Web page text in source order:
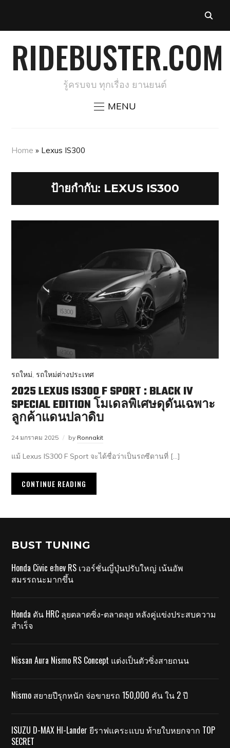
RIDEBUSTER.COM
รู้ครบจบ ทุกเรื่อง ยานยนต์
MENU
Home » Lexus IS300
ป้ายกำกับ: LEXUS IS300
รถใหม่,รถใหม่ต่างประเทศ
2025 LEXUS IS300 F SPORT : BLACK IV
SPECIAL EDITION โมเดลพิเศษดุดันเฉพาะ
ลูกค้าแดนปลาดิบ
24 มกราคม 2025 by Ronnakit
แม้ Lexus IS300 F Sport จะได้ชื่อว่าเป็นรถซีดานที่ […]
CONTINUE READING
BUST TUNING
Honda Civic e:hev RS เวอร์ชั่นญี่ปุ่นปรับใหญ่ เน้นอัพ
สมรรถนะมากขึ้น
Honda ดัน HRC ลุยตลาดซิ่ง-ตลาดลุย หลังคู่แข่งประสบความ
สำเร็จ
Nissan Aura Nismo RS Concept แต่งเป็นตัวซิ่งสายถนน
Nismo สยายปีรุกหนัก จ่อขายรถ 150,000 คัน ใน 2 ปี
ISUZU D-MAX HI-Lander ยีราฟแคระแบบ ท้ายใบหยกจาก TOP
SECRET